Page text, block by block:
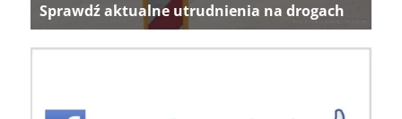
Sprawdź aktualne utrudnienia na drogach